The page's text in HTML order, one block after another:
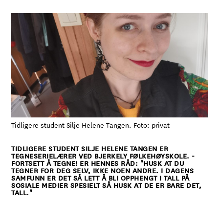
Tidligere student Silje Helene Tangen. Foto: privat
TIDLIGERE STUDENT SILJE HELENE TANGEN ER
TEGNESERIELÆRER VED BJERKELY FØLKEHØYSKOLE. -
FORTSETT Å TEGNE! ER HENNES RÅD: "HUSK AT DU
TEGNER FOR DEG SELV, IKKE NOEN ANDRE. I DAGENS
SAMFUNN ER DET SÅ LETT Å BLI OPPHENGT I TALL PÅ
SOSIALE MEDIER SPESIELT SÅ HUSK AT DE ER BARE DET,
TALL."